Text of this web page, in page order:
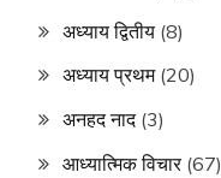
अध्याय द्वितीय (8)
अध्याय प्रथम(20)
अनहद नाद(3)
आध्यात्मिक विचार(67)